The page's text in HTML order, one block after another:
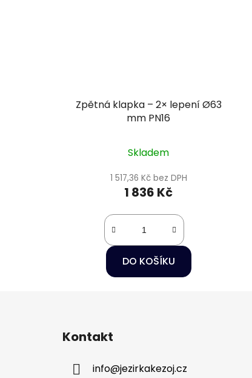
Zpětná klapka – 2× lepení Ø63
mm PN16
Skladem
1 517,36 Kč bez DPH
1 836 Kč
DO KOŠÍKU
Kontakt
info@jezirkakezoj.cz